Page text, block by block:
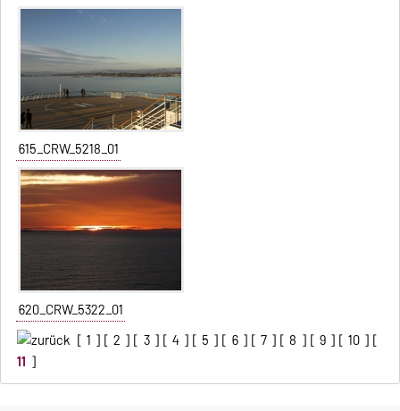
615_CRW_5218_01
620_CRW_5322_01
[ 1 ] [ 2 ] [ 3 ] [ 4 ] [ 5 ] [ 6 ] [ 7 ] [ 8 ] [ 9 ] [ 10 ] [
11 ]